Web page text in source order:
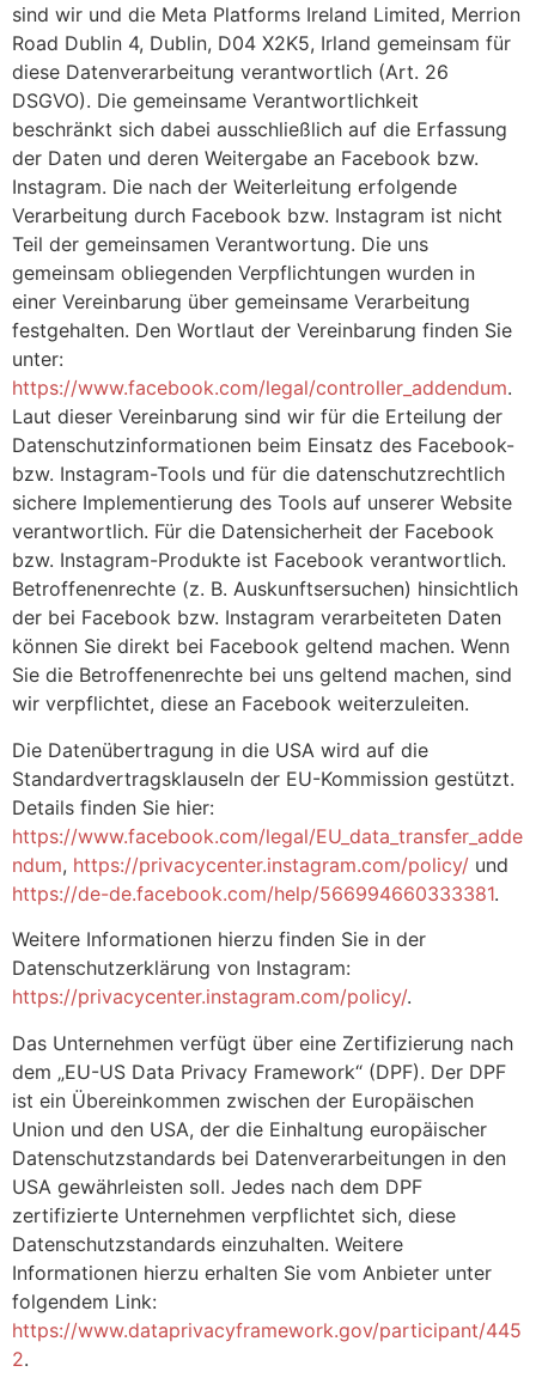
sind wir und die Meta Platforms Ireland Limited, Merrion
Road Dublin 4, Dublin, D04 X2K5, Irland gemeinsam für
diese Datenverarbeitung verantwortlich (Art. 26
DSGVO). Die gemeinsame Verantwortlichkeit
beschränkt sich dabei ausschließlich auf die Erfassung
der Daten und deren Weitergabe an Facebook bzw.
Instagram. Die nach der Weiterleitung erfolgende
Verarbeitung durch Facebook bzw. Instagram ist nicht
Teil der gemeinsamen Verantwortung. Die uns
gemeinsam obliegenden Verpflichtungen wurden in
einer Vereinbarung über gemeinsame Verarbeitung
festgehalten. Den Wortlaut der Vereinbarung finden Sie
unter:
https://www.facebook.com/legal/controller_addendum.
Laut dieser Vereinbarung sind wir für die Erteilung der
Datenschutzinformationen beim Einsatz des Facebook-
bzw. Instagram-Tools und für die datenschutzrechtlich
sichere Implementierung des Tools auf unserer Website
verantwortlich. Für die Datensicherheit der Facebook
bzw. Instagram-Produkte ist Facebook verantwortlich.
Betroffenenrechte (z. B. Auskunftsersuchen) hinsichtlich
der bei Facebook bzw. Instagram verarbeiteten Daten
können Sie direkt bei Facebook geltend machen. Wenn
Sie die Betroffenenrechte bei uns geltend machen, sind
wir verpflichtet, diese an Facebook weiterzuleiten.
Die Datenübertragung in die USA wird auf die
Standardvertragsklauseln der EU-Kommission gestützt.
Details finden Sie hier:
https://www.facebook.com/legal/EU_data_transfer_adde
ndum, https://privacycenter.instagram.com/policy/ und
https://de-de.facebook.com/help/566994660333381.
Weitere Informationen hierzu finden Sie in der
Datenschutzerklärung von Instagram:
https://privacycenter.instagram.com/policy/.
Das Unternehmen verfügt über eine Zertifizierung nach
dem „EU-US Data Privacy Framework“ (DPF). Der DPF
ist ein Übereinkommen zwischen der Europäischen
Union und den USA, der die Einhaltung europäischer
Datenschutzstandards bei Datenverarbeitungen in den
USA gewährleisten soll. Jedes nach dem DPF
zertifizierte Unternehmen verpflichtet sich, diese
Datenschutzstandards einzuhalten. Weitere
Informationen hierzu erhalten Sie vom Anbieter unter
folgendem Link:
https://www.dataprivacyframework.gov/participant/445
2.